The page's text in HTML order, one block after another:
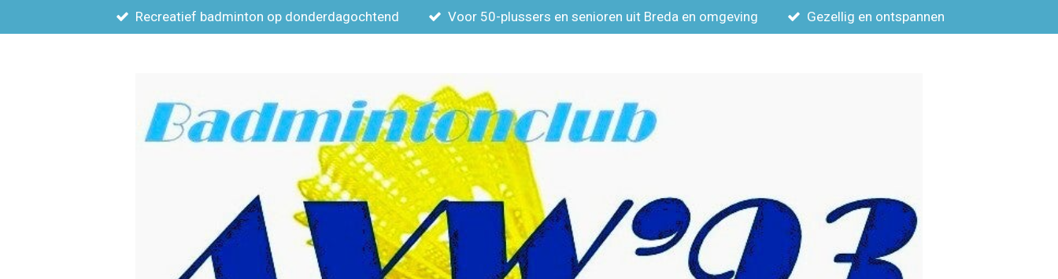
direct
Recreatief badminton op donderdagochtend Voor 50-plussers en senioren uit Breda en omgeving Gezellig en ontspannen